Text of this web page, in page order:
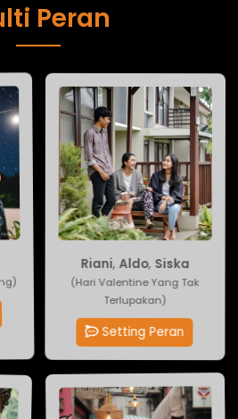
Peran
Riani,Aldo,Siska
(Hari Valentine Yang Tak
Terlupakan)
Setting Peran